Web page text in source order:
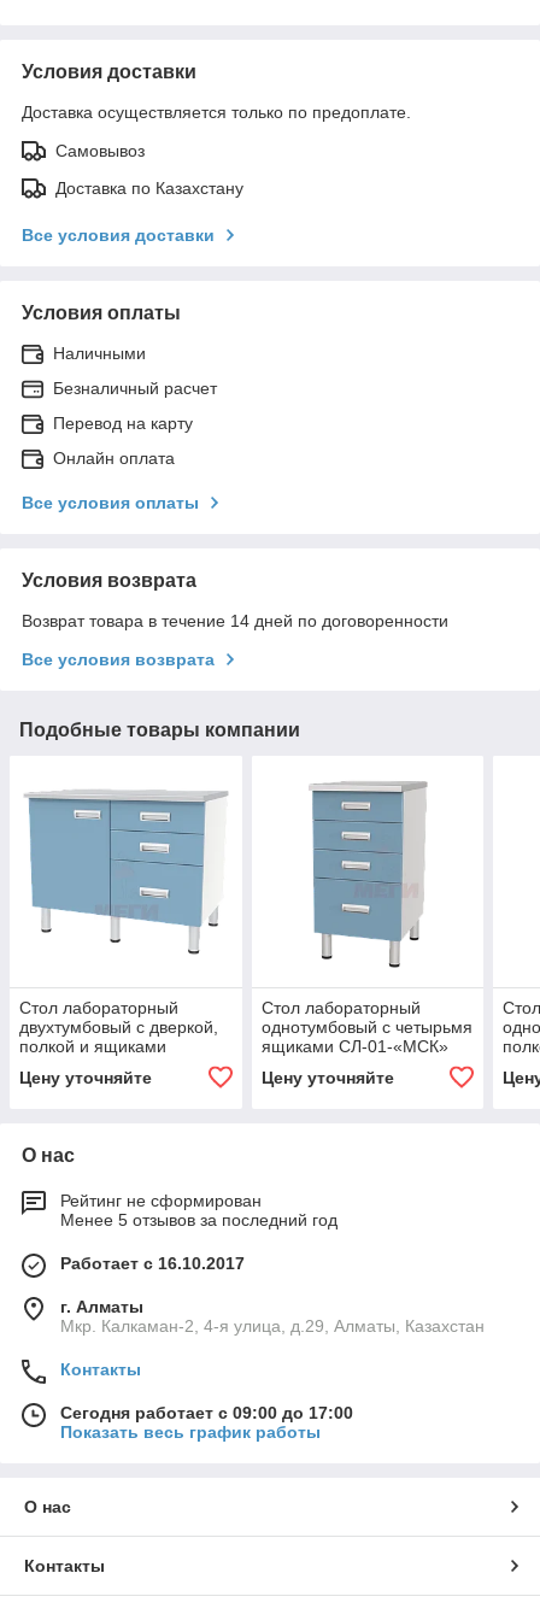
Условия доставки
Доставка осуществляется только по предоплате.
Самовывоз
Доставка по Казахстану
Все условия доставки
Условия оплаты
Наличными
Безналичный расчет
Перевод на карту
Онлайн оплата
Все условия оплаты
Условия возврата
Возврат товара в течение 14 дней по договоренности
Все условия возврата
Подобные товары компании
Стол лабораторный
двухтумбовый с дверкой,
полкой и ящиками
СЛ-03-«МСК» (код СЛ-03-
107)
Цену уточняйте
Стол лабораторный
однотумбовый с четырьмя
ящиками СЛ-01-«МСК»
Цену уточняйте
О нас
Рейтинг не сформирован
Менее 5 отзывов за последний год
Работает с 16.10.2017
г. Алматы
Мкр. Калкаман-2, 4-я улица, д.29, Алматы, Казахстан
Контакты
Сегодня работает с 09:00 до 17:00
Показать весь график работы
О нас
Контакты